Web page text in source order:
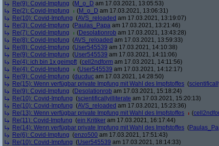
Re(9): Covid-Impfung (M_o_D am 17.03.2021, 13:05:53)
Re(2): Covid-Impfung
(M_o_D am 17.03.2021, 13:06:31)
Re(10): Covid-Impfung (AVS_reloaded am 17.03.2021, 13:19:07)
Re(3): Covid-Impfung (Paulas_Papa am 17.03.2021, 13:21:46)
Re(7): Covid-Impfung
(Desolationrob am 17.03.2021, 13:43:28)
Re(8): Covid-Impfung (AVS_reloaded am 17.03.2021, 13:59:33)
Re(8): Covid-Impfung (User545539 am 17.03.2021, 14:10:38)
Re(9): Covid-Impfung (User545539 am 17.03.2021, 14:11:06)
Re(4): ich bin 1x geimpft (cell2ndform am 17.03.2021, 14:11:56)
Re(4): Covid-Impfung
(User545539 am 17.03.2021, 14:12:17)
Re(9): Covid-Impfung (ducduc am 17.03.2021, 14:28:50)
Re(15): Wenn verfügbar private Impfung mit Wahl des Impfstoffes (
Re(9): Covid-Impfung (Desolationrob am 17.03.2021, 15:18:24)
Re(10): Covid-Impfung (scientificallyilliterate am 17.03.2021, 15:20:13)
Re(10): Covid-Impfung (AVS_reloaded am 17.03.2021, 15:23:36)
Re(13): Wenn verfügbar private Impfung mit Wahl des Impfstoffes
(
Re(11): Covid-Impfung (ein Kritiker am 17.03.2021, 16:17:44)
Re(14): Wenn verfügbar private Impfung mit Wahl des Impfstoffes (
Re(6): Covid-Impfung (enzo500 am 17.03.2021, 17:51:43)
Re(10): Covid-Impfung (User545539 am 17.03.2021, 18:14:33)